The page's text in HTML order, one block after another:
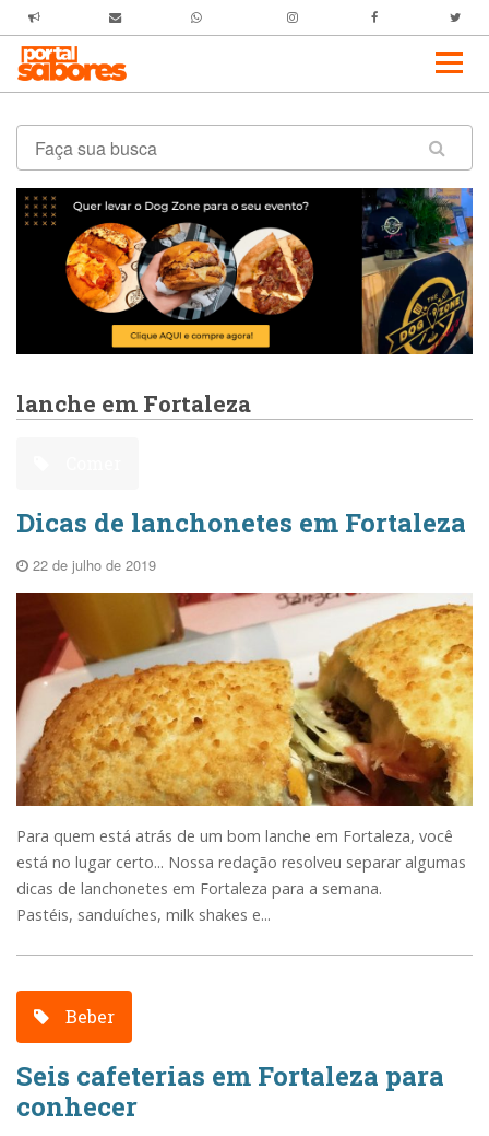
lanche em Fortaleza
Dicas de lanchonetes em Fortaleza
22 de julho de 2019
Para quem está atrás de um bom lanche em Fortaleza, você
está no lugar certo... Nossa redação resolveu separar algumas
dicas de lanchonetes em Fortaleza para a semana.
Pastéis, sanduíches, milk shakes e...
Beber
Seis cafeterias em Fortaleza para
conhecer